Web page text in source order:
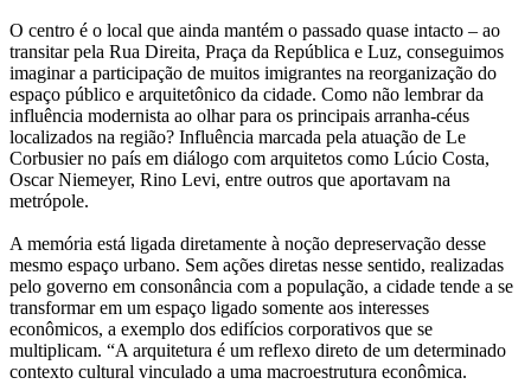
O centro é o local que ainda mantém o passado quase intacto – ao
transitar pela Rua Direita, Praça da República e Luz, conseguimos
imaginar a participação de muitos imigrantes na reorganização do
espaço público e arquitetônico da cidade. Como não lembrar da
influência modernista ao olhar para os principais arranha-céus
localizados na região? Influência marcada pela atuação de Le
Corbusier no país em diálogo com arquitetos como Lúcio Costa,
Oscar Niemeyer, Rino Levi, entre outros que aportavam na
metrópole.
A memória está ligada diretamente à noção depreservação desse
mesmo espaço urbano. Sem ações diretas nesse sentido, realizadas
pelo governo em consonância com a população, a cidade tende a se
transformar em um espaço ligado somente aos interesses
econômicos, a exemplo dos edifícios corporativos que se
multiplicam. “A arquitetura é um reflexo direto de um determinado
contexto cultural vinculado a uma macroestrutura econômica.